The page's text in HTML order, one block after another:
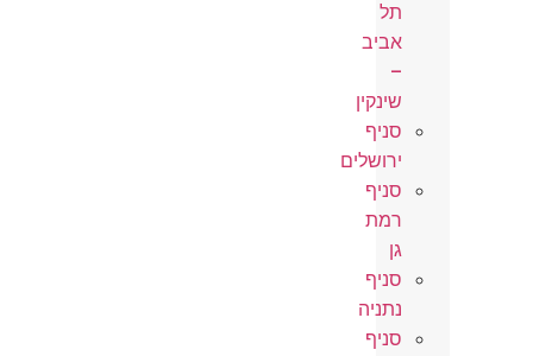
תל
אביב
–
שינקין
סניף
ירושלים
סניף
רמת
גן
סניף
נתניה
סניף